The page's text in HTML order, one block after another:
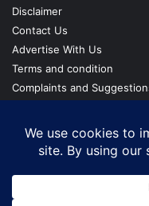
Disclaimer
Contact Us
Advertise With Us
Terms and condition
Complaints and
Our Team